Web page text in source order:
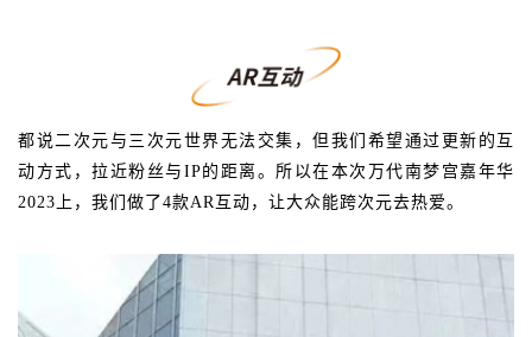
都说二次元与三次元世界无法交集，但我们希望通过更新的互
动方式，拉近粉丝与IP的距离。所以在本次万代南梦宫嘉年华
2023上，我们做了4款AR互动，让大众能跨次元去热爱。